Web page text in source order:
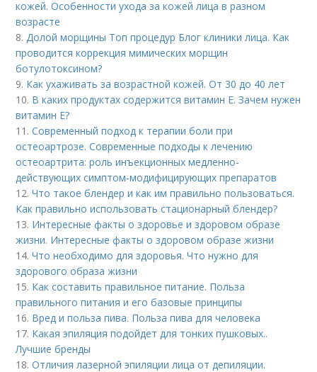
кожей. Особенности ухода за кожей лица в разном
возрасте
8.Долой морщины Топ процедур Блог клиники лица. Как
проводится коррекция мимических морщин
ботулотоксином?
9. Как ухаживать за возрастной кожей. От 30 до 40 лет
10. В каких продуктах содержится витамин Е. Зачем нужен
витамин Е?
11.Современный подход к терапии боли при
остеоартрозе. Современные подходы к лечению
остеоартрита: роль инъекционных медленно-
действующих симптом-модифицирующих препаратов
12.Что такое блендер и как им правильно пользоваться.
Как правильно использовать стационарный блендер?
13. Интересные факты о здоровье и здоровом образе
жизни. Интересные факты о здоровом образе жизни
14.Что необходимо для здоровья. Что нужно для
здорового образа жизни
15. Как составить правильное питание. Польза
правильного питания и его базовые принципы
16. Вред и польза пива. Польза пива для человека
17. Какая эпиляция подойдет для тонких пушковых..
Лучшие бренды
18.Отличия лазерной эпиляции лица от депиляции.